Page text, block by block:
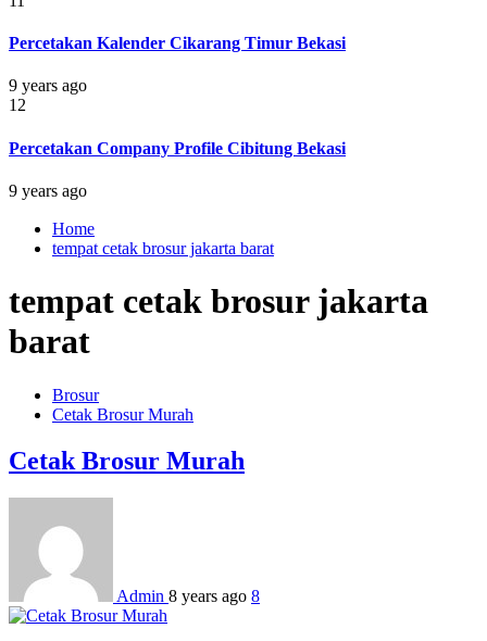
Percetakan Kalender Cikarang Timur Bekasi
9 years ago
12
Percetakan Company Profile Cibitung Bekasi
9 years ago
Home
tempat cetak brosur jakarta barat
tempat cetak brosur jakarta
barat
Brosur
Cetak Brosur Murah
Cetak Brosur Murah
Admin 8 years ago 8